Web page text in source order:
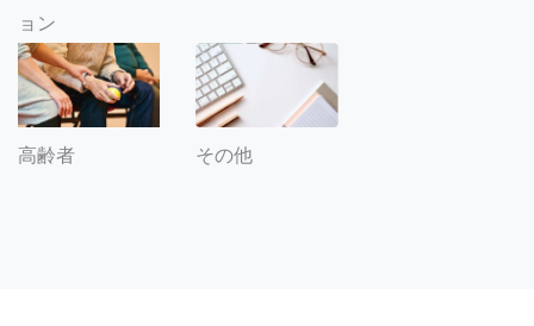
ョン
高齢者 その他